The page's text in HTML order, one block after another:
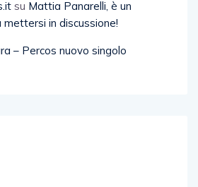
su Mattia Panarelli, è un
mettersi in discussione!
– Percos nuovo singolo